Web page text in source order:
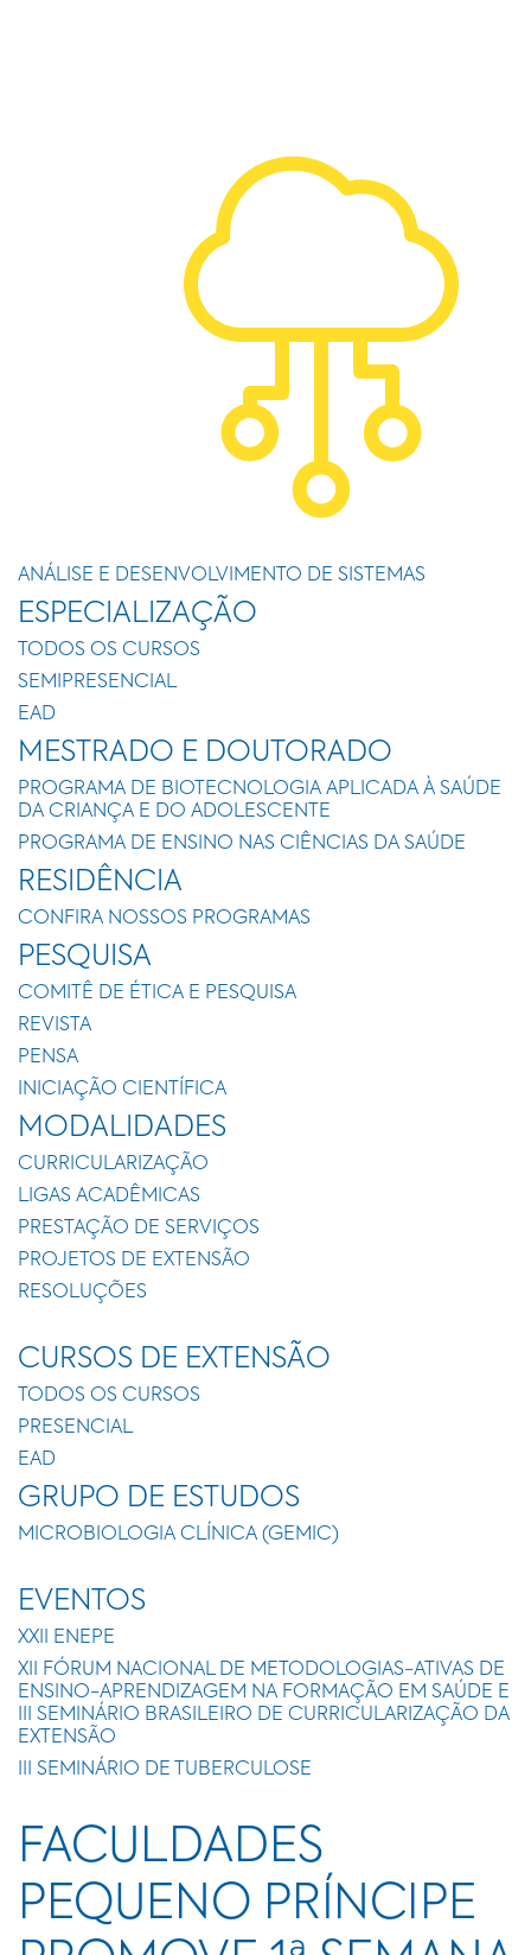
ANÁLISE E DESENVOLVIMENTO DE SISTEMAS
ESPECIALIZAÇÃO
TODOS OS CURSOS
SEMIPRESENCIAL
EAD
MESTRADO E DOUTORADO
PROGRAMA DE BIOTECNOLOGIA APLICADA À SAÚDE
DA CRIANÇA E DO ADOLESCENTE
PROGRAMA DE ENSINO NAS CIÊNCIAS DA SAÚDE
RESIDÊNCIA
CONFIRA NOSSOS PROGRAMAS
PESQUISA
COMITÊ DE ÉTICA E PESQUISA
REVISTA
PENSA
INICIAÇÃO CIENTÍFICA
MODALIDADES
CURRICULARIZAÇÃO
LIGAS ACADÊMICAS
PRESTAÇÃO DE SERVIÇOS
PROJETOS DE EXTENSÃO
RESOLUÇÕES
CURSOS DE EXTENSÃO
TODOS OS CURSOS
PRESENCIAL
EAD
GRUPO DE ESTUDOS
MICROBIOLOGIA CLÍNICA (GEMIC)
EVENTOS
XXII ENEPE
XII FÓRUM NACIONAL DE METODOLOGIAS-ATIVAS DE
ENSINO-APRENDIZAGEM NA FORMAÇÃO EM SAÚDE E
III SEMINÁRIO BRASILEIRO DE CURRICULARIZAÇÃO DA
EXTENSÃO
III SEMINÁRIO DE TUBERCULOSE
FACULDADES
PEQUENO PRÍNCIPE